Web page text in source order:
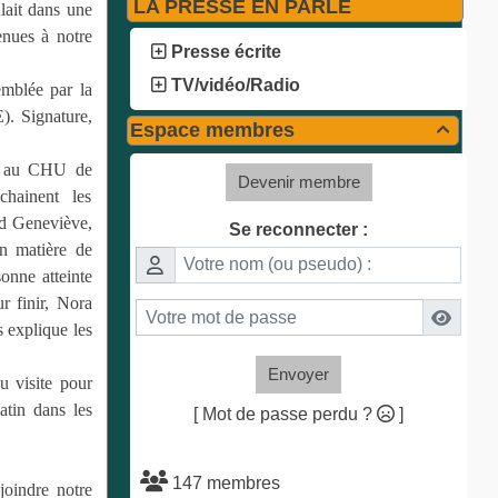
dans une
à notre
par la
Signature,
au CHU de
les
Geneviève,
matière de
atteinte
finir, Nora
explique les
visite pour
dans les
notre
LA PRESSE EN PARLE
Presse écrite
TV/vidéo/Radio

Espace membres
Devenir membre
Se reconnecter :
Envoyer
[ Mot de passe perdu ? ]
147 membres